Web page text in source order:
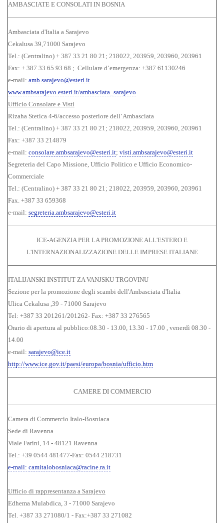
AMBASCIATE E CONSOLATI IN BOSNIA
Ambasciata d'Italia a Sarajevo
Cekalusa 39,71000 Sarajevo
Tel.: (Centralino) + 387 33 21 80 21; 218022, 203959, 203960, 203961
Fax: + 387 33 65 93 68 ; Cellulare d’emergenza: +387 61130246
e-mail: amb.sarajevo@esteri.it
www.ambsarajevo.esteri.it/ambasciata_sarajevo
Ufficio Consolare e Visti
Rizaha Stetica 4-6/accesso posteriore dell’Ambasciata
Tel.: (Centralino) + 387 33 21 80 21; 218022, 203959, 203960, 203961
Fax: +387 33 214879
e-mail: consolare.ambsarajevo@esteri.it; visti.ambsarajevo@esteri.it
Segreteria del Capo Missione, Ufficio Politico e Ufficio Economico-
Commerciale
Tel.: (Centralino) + 387 33 21 80 21; 218022, 203959, 203960, 203961
Fax. +387 33 659368
e-mail: segreteria.ambsarajevo@esteri.it
ICE-AGENZIA PER LA PROMOZIONE ALL'ESTERO E
L'INTERNAZIONALIZZAZIONE DELLE IMPRESE ITALIANE
ITALIJANSKI INSTITUT ZA VANJSKU TRGOVINU
Sezione per la promozione degli scambi dell'Ambasciata d'Italia
Ulica Cekalusa ,39 - 71000 Sarajevo
Tel: +387 33 201261/201262- Fax: +387 33 276565
Orario di apertura al pubblico:08.30 - 13.00, 13.30 - 17.00 , venerdì 08.30 -
14.00
e-mail: sarajevo@ice.it
http://www.ice.gov.it/paesi/europa/bosnia/ufficio.htm
CAMERE DI COMMERCIO
Camera di Commercio Italo-Bosniaca
Sede di Ravenna
Viale Farini, 14 - 48121 Ravenna
Tel.: +39 0544 481477-Fax: 0544 218731
e-mail: camitalobosniaca@racine.ra.it
Ufficio di rappresentanza a Sarajevo
Edhema Mulabdica, 3 - 71000 Sarajevo
Tel. +387 33 271080/1 - Fax:+387 33 271082